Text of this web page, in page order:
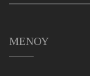
ΜΕΝΟΎ